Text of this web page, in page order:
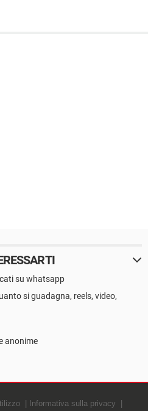
su whatsapp
si guadagna, reels, video,
anonime
Informativa sulla privacy